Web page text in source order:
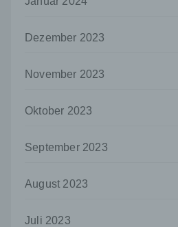
Dezember 2023
November 2023
Oktober 2023
September 2023
August 2023
Juli 2023
personenbezogenen
Verarbeitung durch das
beziehungsweise
Unionsrecht oder dem
Mitgliedstaaten
h) Auftragsverarbeiter
oder andere Stelle, die
verarbeitet.